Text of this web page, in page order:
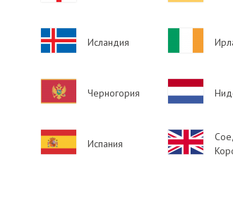
2014
2012
2010
Image
Исландия
Image
Черногория
Image
Image
Испания
Image